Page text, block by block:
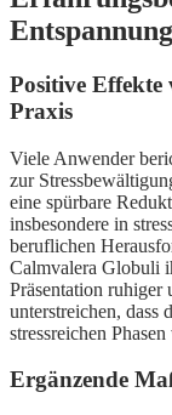
Entspannung
Positive
Praxis
Viele Anwender
zur
eine spürbare
insbesondere in
beruflichen
Calmvalera Globuli
Präsentation ruhiger
unterstreichen, dass
stressreichen
Ergänzende